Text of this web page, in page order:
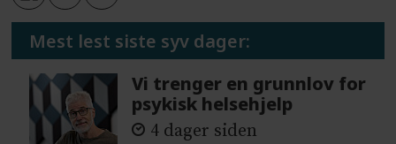
Mest lest siste syv dager:
Vi trenger en grunnlov for
psykisk helsehjelp
4 dager siden